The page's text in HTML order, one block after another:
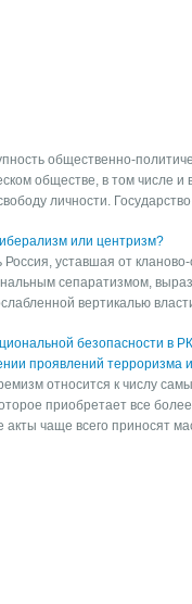
общественно-
обществе, в том числе
личности.
или центризм?
Россия, уставшая от
сепаратизмом,
вер­тикалью
безопасности в
проявлений терроризма
относится к числу
приобретает все
акты чаще всего приносят